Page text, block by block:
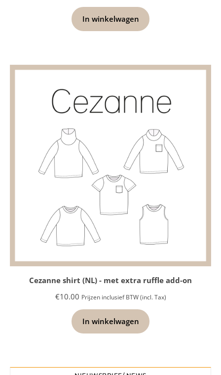
In winkelwagen
Cezanne shirt (NL) - met extra ruffle add-on
€10.00 Prijzen inclusief BTW (incl. Tax)
In winkelwagen